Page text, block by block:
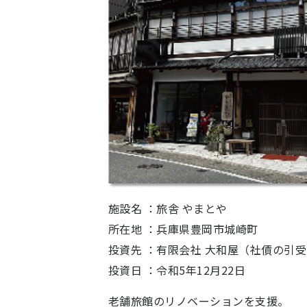
施設名 ：旅舎 やまとや
所在地 ：兵庫県豊岡市城崎町
投資先 ： 有限会社 大和屋（社債の引
投資日 ：令和5年12月22日
老舗旅館のリノベーションを支援。